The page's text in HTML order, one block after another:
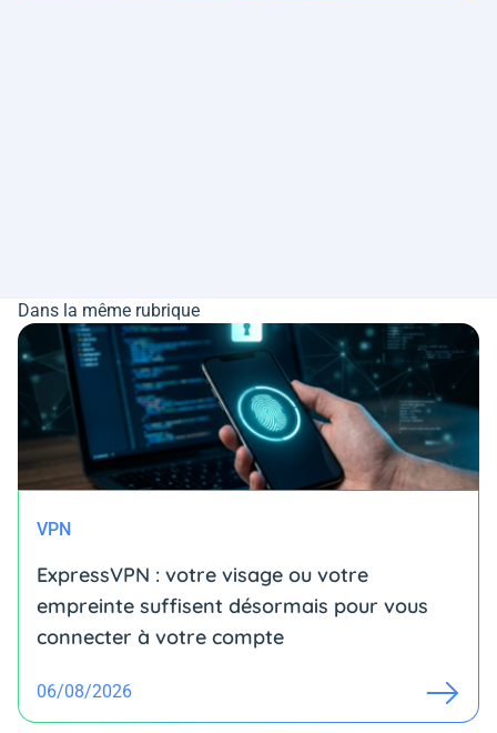
Dans la même rubrique
VPN
ExpressVPN : votre visage ou votre
empreinte suffisent désormais pour vous
connecter à votre compte
06/08/2026